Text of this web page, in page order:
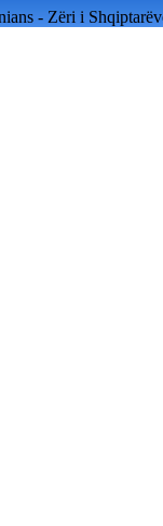
- Zëri i